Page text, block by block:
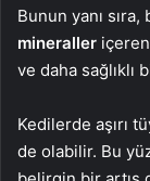
Bunun yanı
mineraller
ve daha sağlıklı
Kedilerde aşırı
de olabilir. Bu